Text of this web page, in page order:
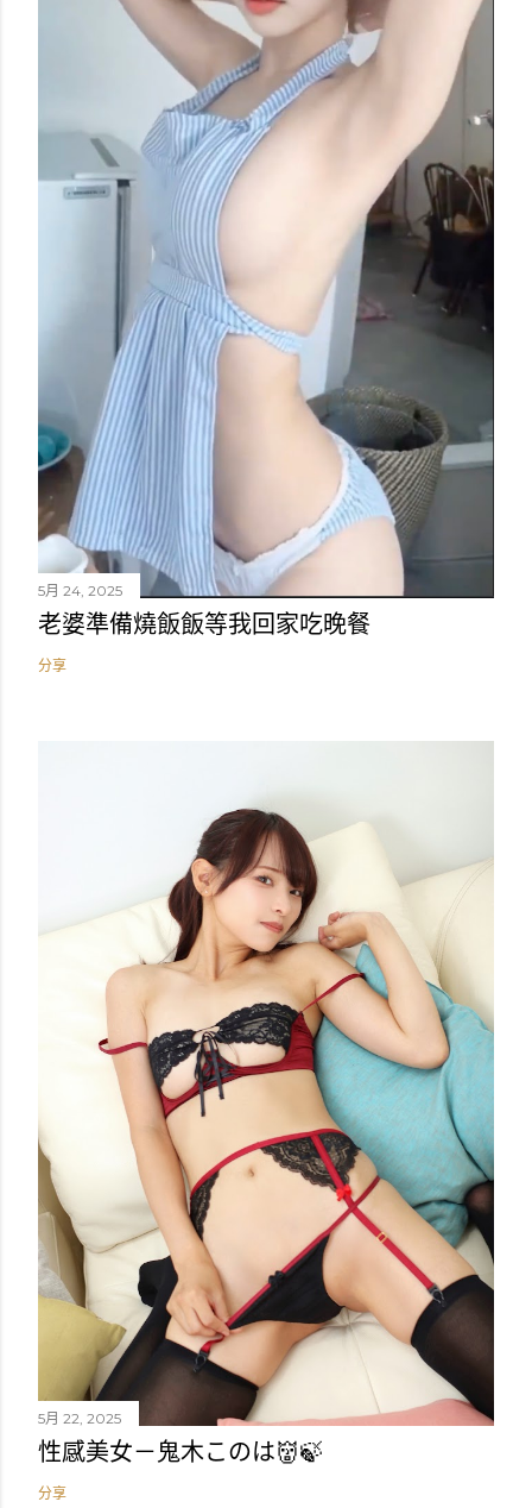
5月 24, 2025
老婆準備燒飯飯等我回家吃晚餐
分享
5月 22, 2025
性感美女－鬼木このは👹🍃
分享